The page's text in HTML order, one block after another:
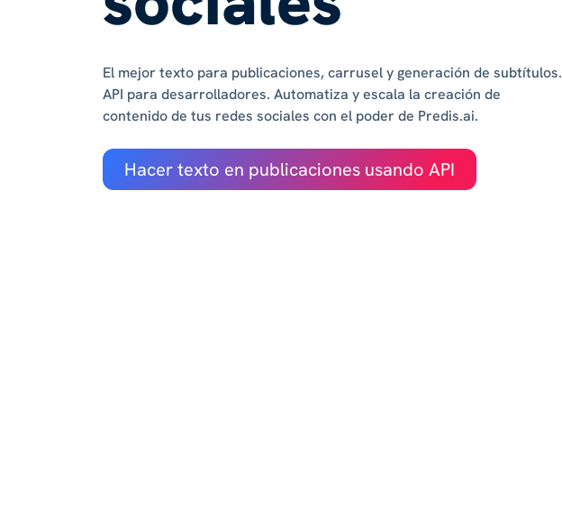
El mejor texto para publicaciones, carrusel y generación de subtítulos.
API para desarrolladores. Automatiza y escala la creación de
contenido de tus redes sociales con el poder de Predis.ai.
Hacer texto en publicaciones usando API